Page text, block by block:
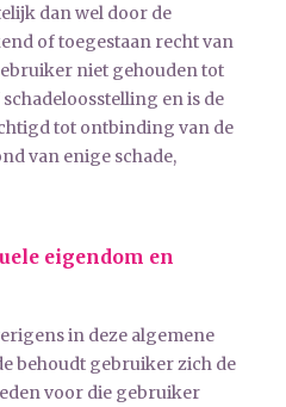
dan wel door de
of toegestaan recht van
niet gehouden tot
en is de
tot ontbinding van de
van enige schade,
eigendom en
in deze algemene
behoudt gebruiker zich de
voor die gebruiker